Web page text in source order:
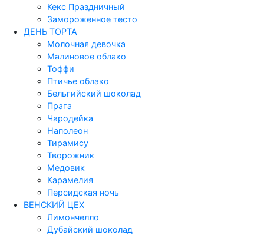
Кекс Праздничный
Замороженное тесто
ДЕНЬ ТОРТА
Молочная девочка
Малиновое облако
Тоффи
Птичье облако
Бельгийский шоколад
Прага
Чародейка
Наполеон
Тирамису
Творожник
Медовик
Карамелия
Персидская ночь
ВЕНСКИЙ ЦЕХ
Лимончелло
Дубайский шоколад